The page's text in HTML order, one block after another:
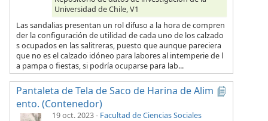
Universidad de Chile, V1
Las sandalias presentan un rol difuso a la hora de compren
der la configuración de utilidad de cada uno de los calzado
s ocupados en las salitreras, puesto que aunque pareciera
que no es el calzado idóneo para labores al intemperie de l
a pampa o fiestas, si podría ocuparse para lab...
Pantaleta de Tela de Saco de Harina de Alim
ento. (Contenedor)
19 oct. 2023- Facultad de Ciencias Sociales